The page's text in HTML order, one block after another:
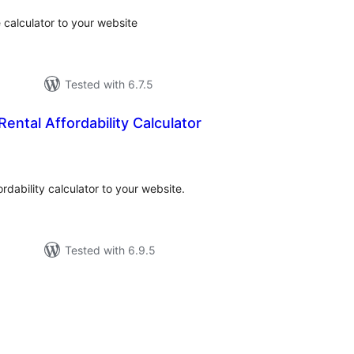
to your website
Tested with 6.7.5
Affordability Calculator
calculator to your website.
Tested with 6.9.5